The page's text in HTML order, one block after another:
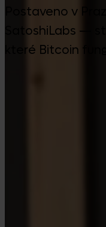
Postaveno v
SatoshiLabs —
které Bitcoin